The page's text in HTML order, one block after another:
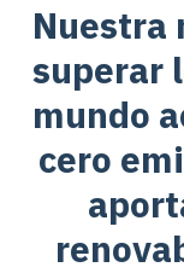
Nuestra
superar
mundo
cero